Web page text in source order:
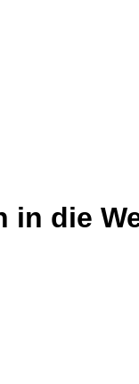
in die